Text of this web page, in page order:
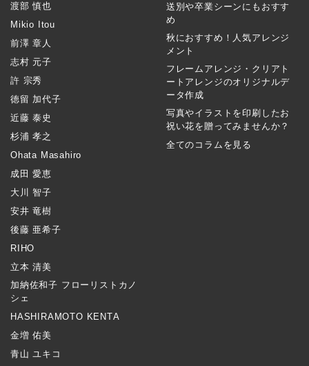
渡部 慎也
Mikio Itou
前澤 章人
志村 元子
許 宗秀
徳留 加代子
近藤 泰史
杉浦 孝之
Ohata Masahiro
成田 愛恵
大川 智子
安井 竜樹
後藤 亜希子
RIHO
立本 清美
加納佐和子 フローリストカノ
シェ
HASHIRAMOTO KENTA
金増 佑美
青山 ユキコ
送別や卒業シーンにもおすす
め
秋におすすめ！人気アレンジ
メント
フレームアレンジ・クリアト
ートアレンジのオリジナルデ
ータ作成
写真やイラストを印刷したお
祝い花を贈ってみませんか？
全てのコラムを見る